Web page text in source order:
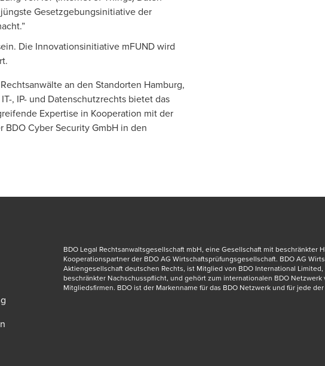
Gesetzgebungsinitiative der
Die Innovationsinitiative mFUND wird
an den Standorten Hamburg,
, IP- und Datenschutzrechts bietet das
Expertise in Kooperation mit der
BDO Cyber Security GmbH in den
BDO Legal Rechtsanwaltsgesellschaft mbH, eine Gesellschaft mit beschränkter
Kooperationspartner der BDO AG Wirtschaftsprüfungsgesellschaft. BDO AG
Aktiengesellschaft deutschen Rechts, ist Mitglied von BDO International
beschränkter Nachschusspflicht, und gehört zum internationalen BDO
Mitgliedsfirmen. BDO ist der Markenname für das BDO Netzwerk und für jede